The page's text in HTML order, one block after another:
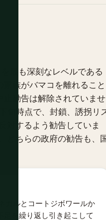
最も深刻なレベルである
族がバマコを離れること
止勧告は解除されていませ
旬時点で、封鎖、誘拐リ
対するよう勧告していま
どちらの政府の勧告も、
ガルとコートジボワールか
を繰り返し引き起こして